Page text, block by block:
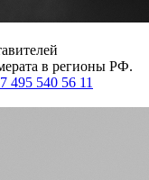
в регионы РФ.
495 540 56 11